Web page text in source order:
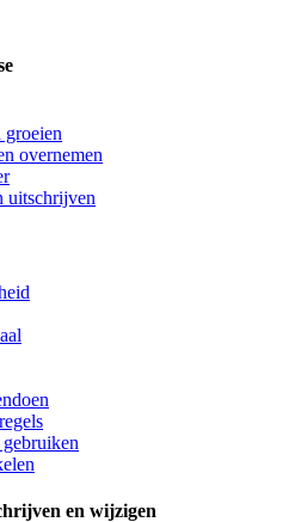
groeien
overnemen
uitschrijven
en wijzigen